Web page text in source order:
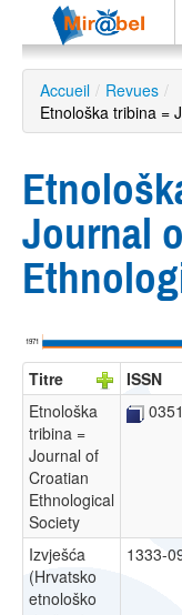
Le réseau
Soutien
Recherche
avancée
ES
?
Accueil / Revues /
Etnološka tribina =
Journal
1971
Titre ISSN
Etnološka
tribina =
Journal of
Croatian
Ethnological
Society
Izvješća
(Hrvatsko
etnološko
1333-